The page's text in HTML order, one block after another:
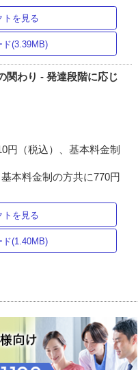
トを見る
ド(3.39MB)
関わり - 発達段階に応じ
円（税込）、基本料金制
本料金制の方共に770円
トを見る
ド(1.40MB)